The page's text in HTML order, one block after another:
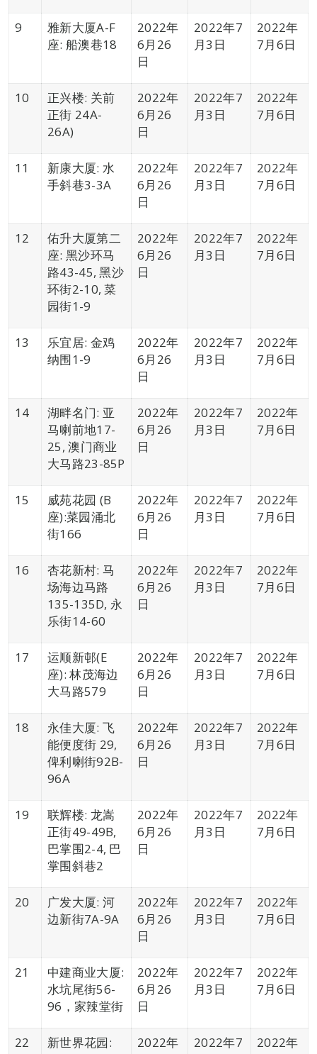
9
雅新大厦A-F
座: 船澳巷18
2022年
6月26
日
2022年7
月3日
2022年
7月6日
10
正兴楼: 关前
正街 24A-
26A)
2022年
6月26
日
2022年7
月3日
2022年
7月6日
11
新康大厦: 水
手斜巷3-3A
2022年
6月26
日
2022年7
月3日
2022年
7月6日
12
佑升大厦第二
座: 黑沙环马
路43-45, 黑沙
环街2-10, 菜
园街1-9
2022年
6月26
日
2022年7
月3日
2022年
7月6日
13
乐宜居: 金鸡
纳围1-9
2022年
6月26
日
2022年7
月3日
2022年
7月6日
14
湖畔名门: 亚
马喇前地17-
25, 澳门商业
大马路23-85P
2022年
6月26
日
2022年7
月3日
2022年
7月6日
15
威苑花园 (B
座):菜园涌北
街166
2022年
6月26
日
2022年7
月3日
2022年
7月6日
16
杏花新村: 马
场海边马路
135-135D, 永
乐街14-60
2022年
6月26
日
2022年7
月3日
2022年
7月6日
17
运顺新邨(E
座): 林茂海边
大马路579
2022年
6月26
日
2022年7
月3日
2022年
7月6日
18
永佳大厦: 飞
能便度街 29,
俾利喇街92B-
96A
2022年
6月26
日
2022年7
月3日
2022年
7月6日
19
联辉楼: 龙嵩
正街49-49B,
巴掌围2-4, 巴
掌围斜巷2
2022年
6月26
日
2022年7
月3日
2022年
7月6日
20
广发大厦: 河
边新街7A-9A
2022年
6月26
日
2022年7
月3日
2022年
7月6日
21
中建商业大厦:
水坑尾街56-
96，家辣堂街
2022年
6月26
日
2022年7
月3日
2022年
7月6日
22
新世界花园:
2022年
2022年7
2022年